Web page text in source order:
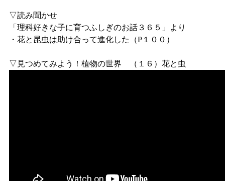
▽読み聞かせ
「理科好きな子に育つふしぎのお話３６５」より
・花と昆虫は助け合って進化した（P１００）
▽見つめてみよう！植物の世界 （１６）花と虫